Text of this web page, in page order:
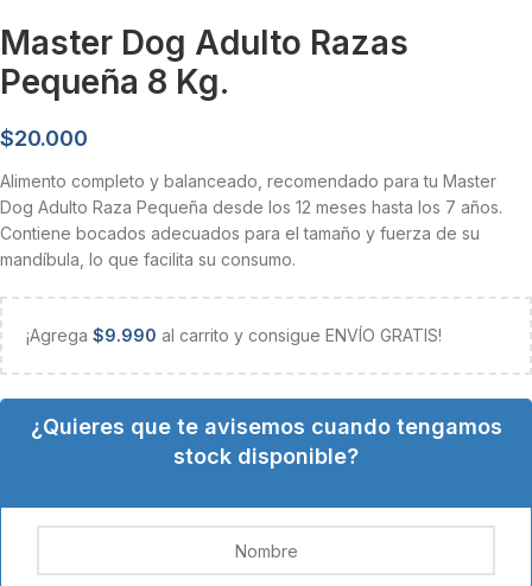
Master Dog Adulto Razas
Pequeña 8 Kg.
$20.000
Alimento completo y balanceado, recomendado para tu Master
Dog Adulto Raza Pequeña desde los 12 meses hasta los 7 años.
Contiene bocados adecuados para el tamaño y fuerza de su
mandíbula, lo que facilita su consumo.
¡Agrega $9.990 al carrito y consigue ENVÍO GRATIS!
¿Quieres que te avisemos cuando tengamos
stock disponible?